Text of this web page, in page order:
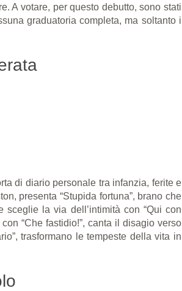
A votare, per questo debutto, sono stati
graduatoria completa, ma soltanto i
di diario personale tra infanzia, ferite e
presenta “Stupida fortuna”, brano che
sceglie la via dell’intimità con “Qui con
“Che fastidio!”, canta il disagio verso
trasformano le tempeste della vita in